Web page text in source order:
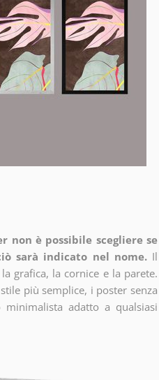
non è possibile scegliere se
sarà indicato nel nome. Il
grafica, la cornice e la parete.
più semplice, i poster senza
adatto a qualsiasi